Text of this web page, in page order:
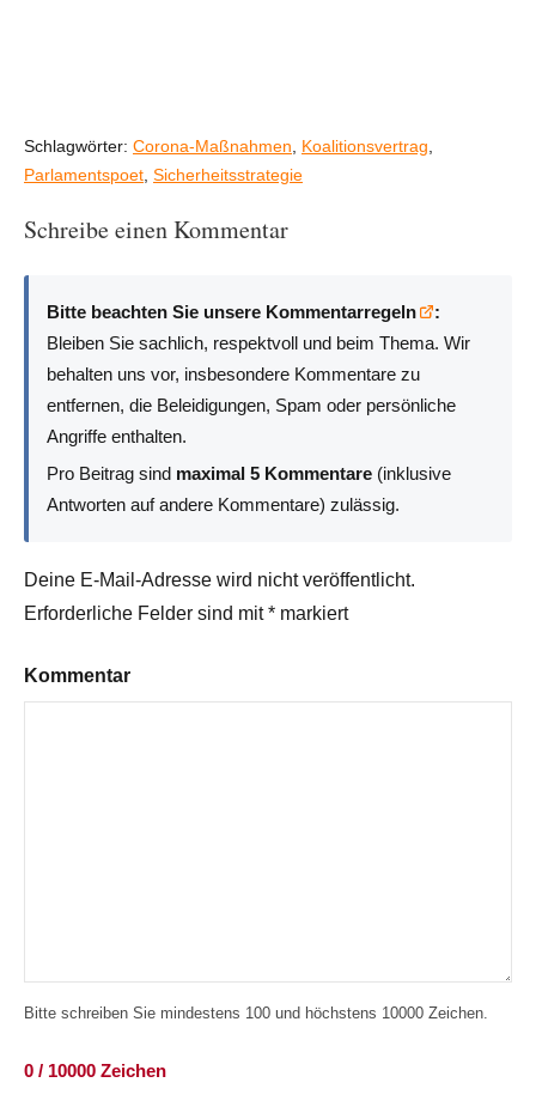
Schlagwörter: Corona-Maßnahmen Koalitionsvertrag
Parlamentspoet Sicherheitsstrategie
Schreibe einen Kommentar
Bitte beachten Sie unsere Kommentarregeln
:
Bleiben Sie sachlich, respektvoll und beim Thema. Wir
behalten uns vor, insbesondere Kommentare zu
entfernen, die Beleidigungen, Spam oder persönliche
Angriffe enthalten.
Pro Beitrag sind maximal 5 Kommentare (inklusive
Antworten auf andere Kommentare) zulässig.
Deine E-Mail-Adresse wird nicht veröffentlicht.
Erforderliche Felder sind mit* markiert
Kommentar
Bitte schreiben Sie mindestens 100 und höchstens 10000 Zeichen.
0 / 10000 Zeichen